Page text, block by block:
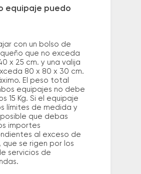
equipaje puedo
con un bolso de
que no exceda
x 25 cm. y una valija
80 x 80 x 30 cm.
El peso total
equipajes no debe
15 Kg. Si el equipaje
límites de medida y
que debas
importes
al exceso de
que se rigen por los
servicios de